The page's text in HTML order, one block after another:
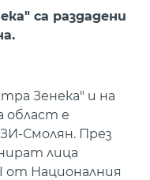
са раздадени
Зенека" и на
област е
Смолян. През
лица
от Националния